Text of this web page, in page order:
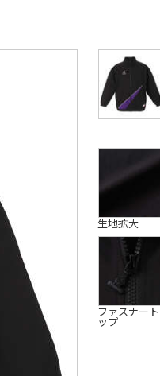
生地拡大
ファスナート
ップ